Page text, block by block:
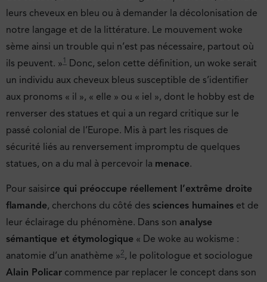
leurs cheveux en bleu ou à demander la décolonisation de
notre langage et de la littérature. Le mouvement woke
sème ainsi un trouble qui n’est pas nécessaire, partout où
ils peuvent. » 1 Donc, selon cette définition, un woke serait
un individu aux cheveux bleus susceptible de s’identifier
aux pronoms « il », « elle » ou « iel », dont le hobby est de
renverser des statues et qui a un regard critique sur le
passé colonial de l’Europe. Mis à part les risques de
sécurité liés au renversement impromptu de quelques
statues, on a du mal à percevoir la menace.
Pour saisirce qui préoccupe réellement l’extrême droite
flamande, cherchons du côté des sciences humaines et de
leur éclairage du phénomène. Dans son analyse
sémantique et étymologique « De woke au wokisme :
anatomie d’un anathème »2, le politologue et sociologue
Alain Policar commence par replacer le concept dans son